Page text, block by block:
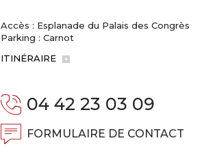
Accès : Esplanade du Palais des Congrès
Parking : Carnot
ITINÉRAIRE
04 42 23 03 09
FORMULAIRE DE CONTACT